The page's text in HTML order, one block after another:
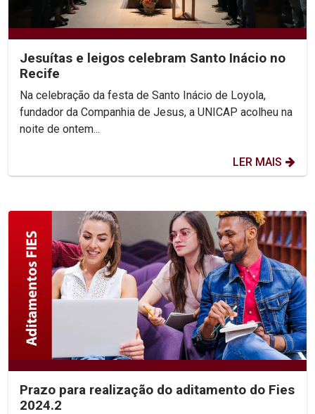
Jesuítas e leigos celebram Santo Inácio no
Recife
Na celebração da festa de Santo Inácio de Loyola,
fundador da Companhia de Jesus, a UNICAP acolheu na
noite de ontem...
LER MAIS
Prazo para realização do aditamento do Fies
2024.2